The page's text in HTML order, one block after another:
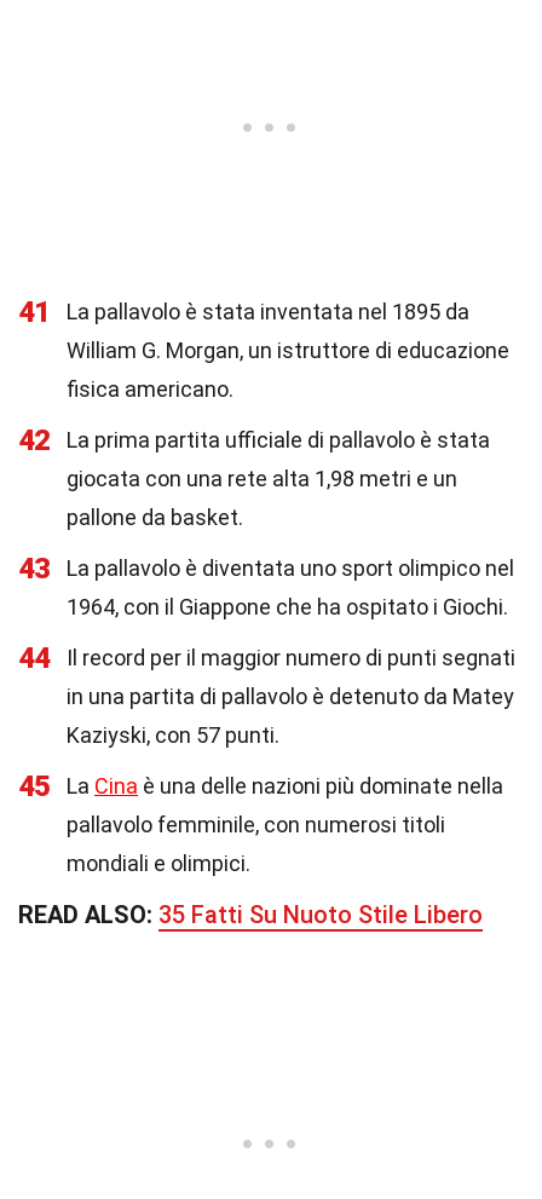
41
La pallavolo è stata inventata nel 1895 da
William G. Morgan, un istruttore di educazione
fisica americano.
42
La prima partita ufficiale di pallavolo è stata
giocata con una rete alta 1,98 metri e un
pallone da basket.
43
La pallavolo è diventata uno sport olimpico nel
1964, con il Giappone che ha ospitato i Giochi.
44
Il record per il maggior numero di punti segnati
in una partita di pallavolo è detenuto da Matey
Kaziyski, con 57 punti.
45 La Cina è una delle nazioni più dominate nella
pallavolo femminile, con numerosi titoli
mondiali e olimpici.
READ ALSO: 35 Fatti Su Nuoto Stile Libero